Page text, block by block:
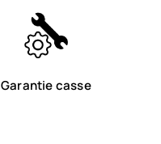
Garantie casse